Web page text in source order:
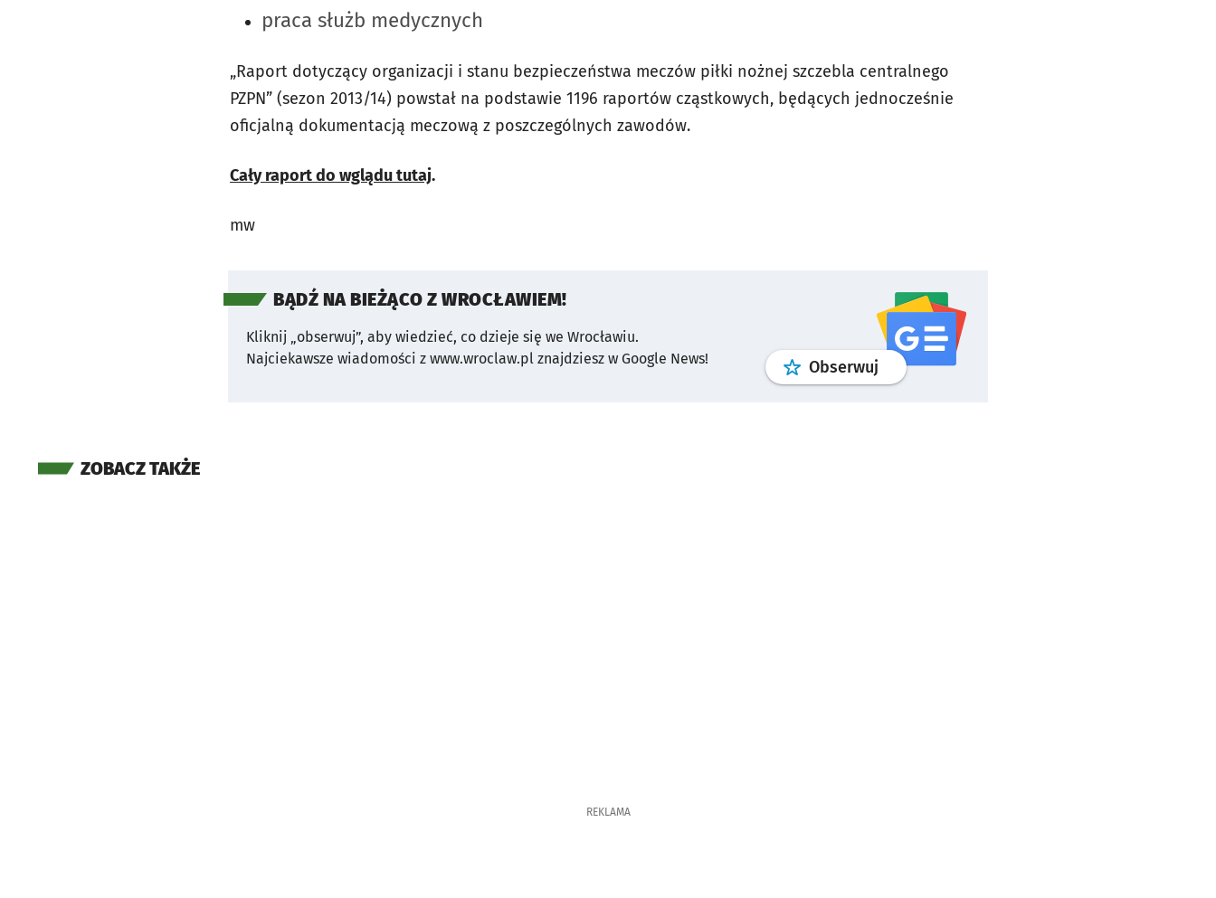
praca służb medycznych
„Raport dotyczący organizacji i stanu bezpieczeństwa meczów piłki nożnej szczebla centralnego
PZPN” (sezon 2013/14) powstał na podstawie 1196 raportów cząstkowych, będących jednocześnie
oficjalną dokumentacją meczową z poszczególnych zawodów.
Cały raport do wglądu tutaj.
mw
BĄDŹ NA BIEŻĄCO Z WROCŁAWIEM!
Kliknij „obserwuj”, aby wiedzieć, co dzieje się we Wrocławiu.
Najciekawsze wiadomości z www.wroclaw.pl znajdziesz w Google News!
Obserwuj profilgoogle news
ZOBACZ TAKŻE
REKLAMA